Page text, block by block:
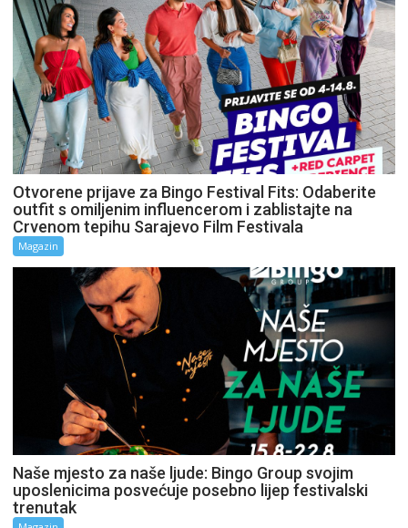
Otvorene prijave za Bingo Festival Fits: Odaberite
outfit s omiljenim influencerom i zablistajte na
Crvenom tepihu Sarajevo Film Festivala
Magazin
Naše mjesto za naše ljude: Bingo Group svojim
uposlenicima posvećuje posebno lijep festivalski
trenutak